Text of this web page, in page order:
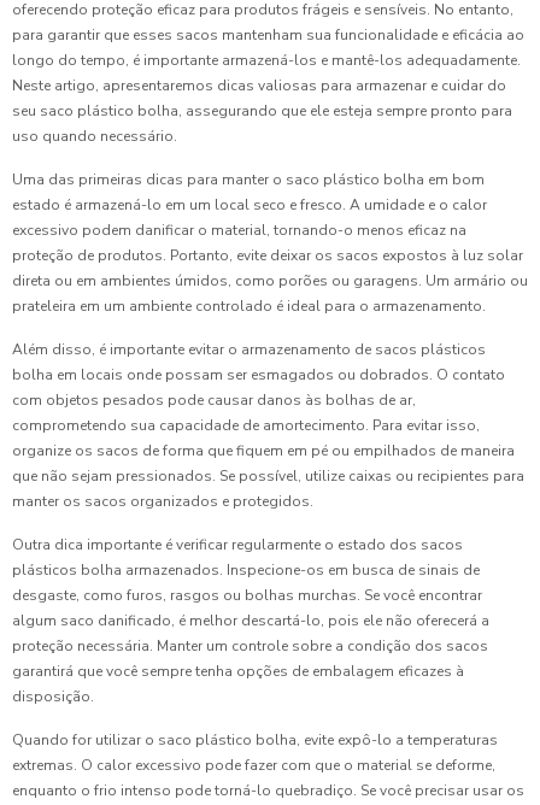
oferecendo proteção eficaz para produtos frágeis e sensíveis. No entanto,
para garantir que esses sacos mantenham sua funcionalidade e eficácia ao
longo do tempo, é importante armazená-los e mantê-los adequadamente.
Neste artigo, apresentaremos dicas valiosas para armazenar e cuidar do
seu saco plástico bolha, assegurando que ele esteja sempre pronto para
uso quando necessário.
Uma das primeiras dicas para manter o saco plástico bolha em bom
estado é armazená-lo em um local seco e fresco. A umidade e o calor
excessivo podem danificar o material, tornando-o menos eficaz na
proteção de produtos. Portanto, evite deixar os sacos expostos à luz solar
direta ou em ambientes úmidos, como porões ou garagens. Um armário ou
prateleira em um ambiente controlado é ideal para o armazenamento.
Além disso, é importante evitar o armazenamento de sacos plásticos
bolha em locais onde possam ser esmagados ou dobrados. O contato
com objetos pesados pode causar danos às bolhas de ar,
comprometendo sua capacidade de amortecimento. Para evitar isso,
organize os sacos de forma que fiquem em pé ou empilhados de maneira
que não sejam pressionados. Se possível, utilize caixas ou recipientes para
manter os sacos organizados e protegidos.
Outra dica importante é verificar regularmente o estado dos sacos
plásticos bolha armazenados. Inspecione-os em busca de sinais de
desgaste, como furos, rasgos ou bolhas murchas. Se você encontrar
algum saco danificado, é melhor descartá-lo, pois ele não oferecerá a
proteção necessária. Manter um controle sobre a condição dos sacos
garantirá que você sempre tenha opções de embalagem eficazes à
disposição.
Quando for utilizar o saco plástico bolha, evite expô-lo a temperaturas
extremas. O calor excessivo pode fazer com que o material se deforme,
enquanto o frio intenso pode torná-lo quebradiço. Se você precisar usar os